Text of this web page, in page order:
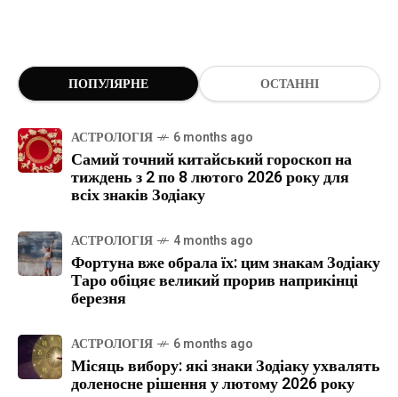
ПОПУЛЯРНЕ ОСТАННІ
АСТРОЛОГІЯ 6 months ago
Самий точний китайський гороскоп на
тиждень з 2 по 8 лютого 2026 року для
всіх знаків Зодіаку
АСТРОЛОГІЯ 4 months ago
Фортуна вже обрала їх: цим знакам Зодіаку
Таро обіцяє великий прорив наприкінці
березня
АСТРОЛОГІЯ 6 months ago
Місяць вибору: які знаки Зодіаку ухвалять
доленосне рішення у лютому 2026 року